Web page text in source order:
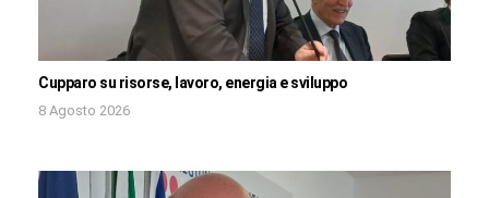
Cupparo su risorse, lavoro, energia e sviluppo
8 Agosto 2026